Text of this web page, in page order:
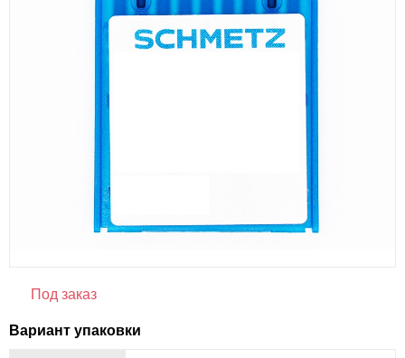
Под заказ
Вариант упаковки